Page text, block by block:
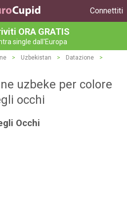
Connettiti
ORA GRATIS
single dall'Europa
> Uzbekistan > Datazione
>
uzbeke per colore
occhi
Occhi